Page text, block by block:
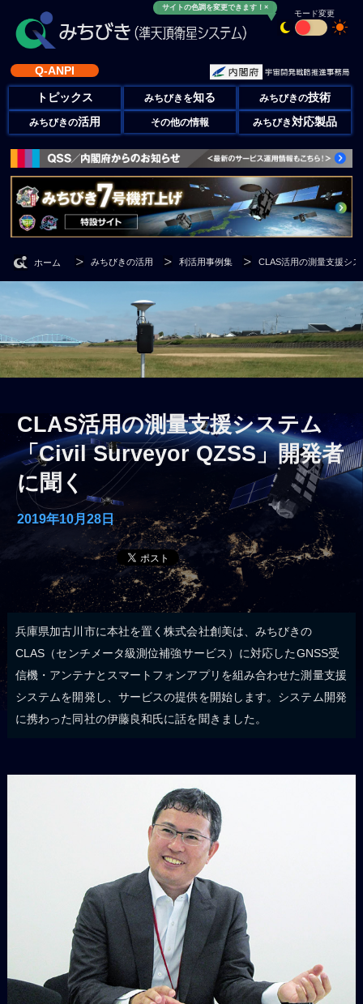
サイトの色調を変更できます！×
モード変更
Q-ANPI
トピックス みちびきを知る みちびきの技術
みちびきの活用 その他の情報 みちびき対応製品
ホーム みちびきの活用 利活用事例集 CLAS活用の測量支援シ
CLAS活用の測量支援システム
「Civil Surveyor QZSS」開発者
に聞く
2019年10月28日
兵庫県加古川市に本社を置く株式会社創美は、みちびきの
CLAS（センチメータ級測位補強サービス）に対応したGNSS受
信機・アンテナとスマートフォンアプリを組み合わせた測量支援
システムを開発し、サービスの提供を開始します。システム開発
に携わった同社の伊藤良和氏に話を聞きました。